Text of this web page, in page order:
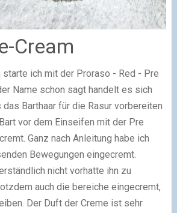
Cream
starte ich mit der Proraso - Red - Pre
Name schon sagt handelt es sich
Barthaar für die Rasur vorbereiten
vor dem Einseifen mit der Pre
Ganz nach Anleitung habe ich
Bewegungen eingecremt.
nicht vorhatte ihn zu
auch die bereiche eingecremt,
Der Duft der Creme ist sehr